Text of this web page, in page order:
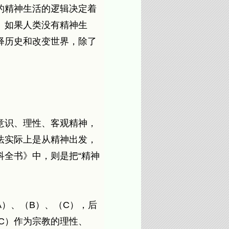
精神生活的逻辑决定着
如果人类没有精神生
史和改变世界，除了
、理性、客观精神，
际上是从精神出发，
书》中，则是把“精神
、（B）、（C），后
作为宗教的理性、